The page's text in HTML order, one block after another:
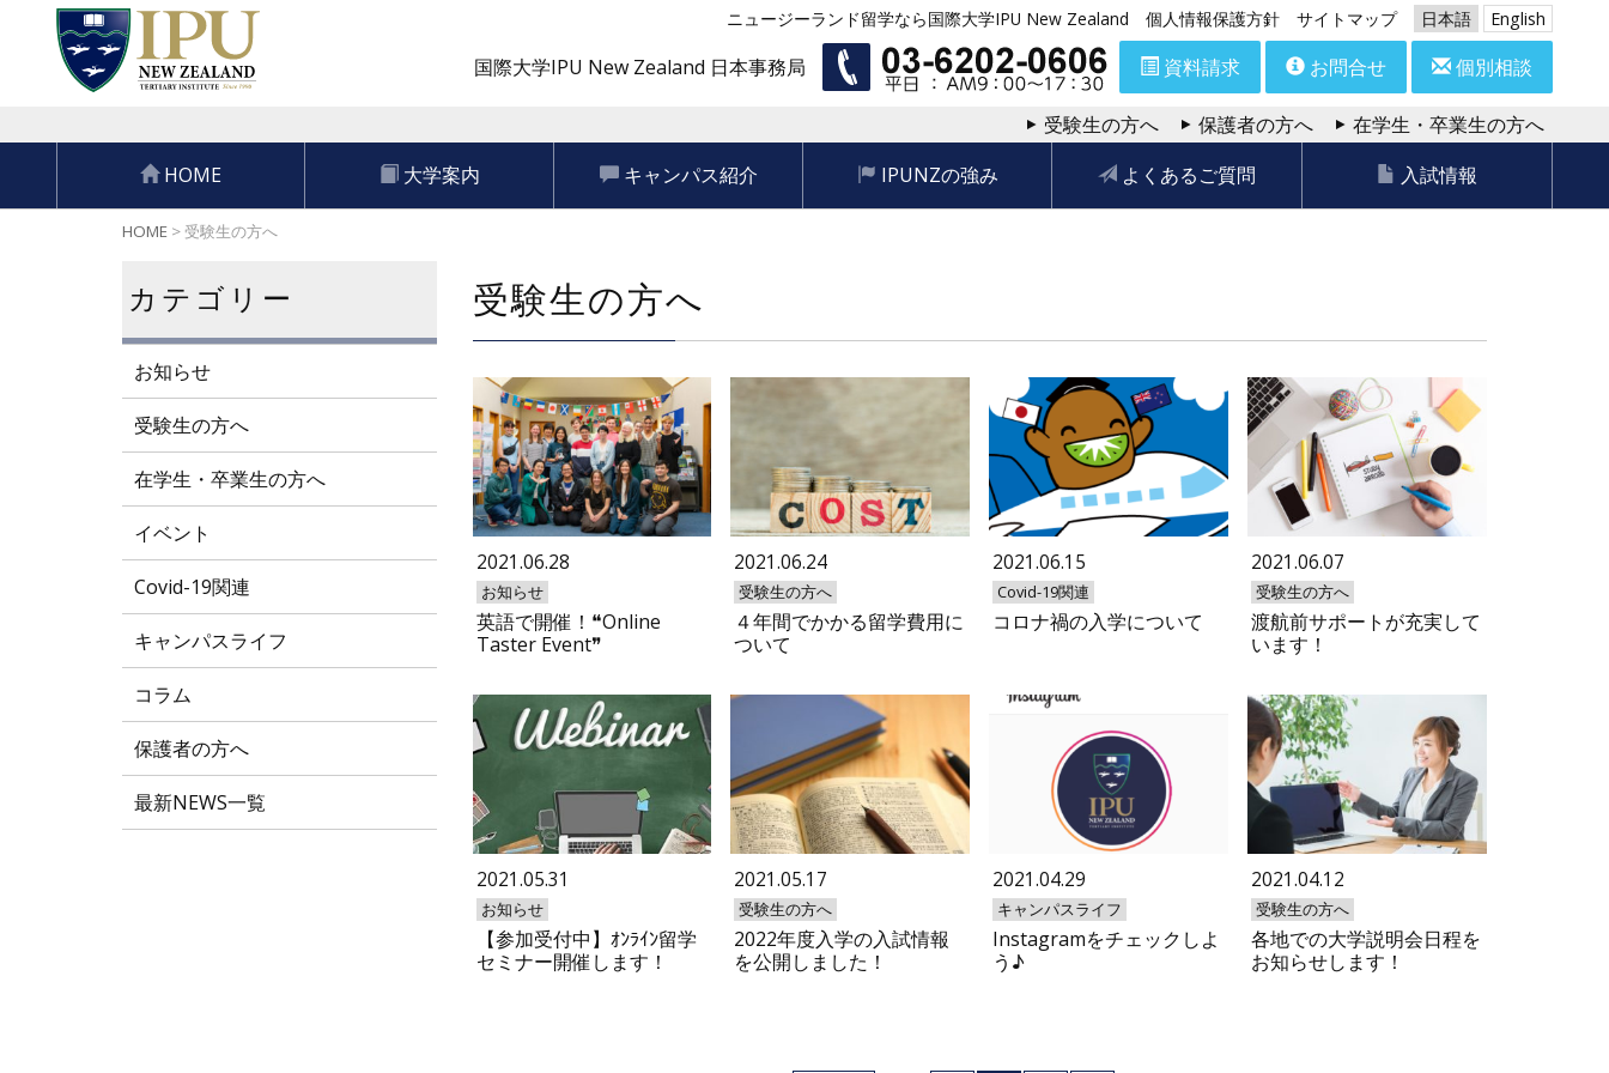
ニュージーランド留学なら国際大学IPU New Zealand 個人情報保護方針 サイトマップ 日本語 English
国際大学IPU New Zealand 日本事務局 資料請求 お問合せ 個別相談
受験生の方へ 保護者の方へ
在学生・卒業生の方へ
HOME
大学案内 キャンパス紹介 IPUNZの強み よくあるご質問 入試情報
HOME > 受験生の方へ
受験生の方へ
2021.06.28
お知らせ
英語で開催！❝Online
Taster Event❞
2021.06.24
受験生の方へ
４年間でかかる留学費用に
ついて
2021.06.15
Covid-19関連
コロナ禍の入学について
2021.06.07
受験生の方へ
渡航前サポートが充実して
います！
2021.05.31
お知らせ
【参加受付中】ｵﾝﾗｲﾝ留学
セミナー開催します！
2021.05.17
受験生の方へ
2022年度入学の入試情報
を公開しました！
2021.04.29
キャンパスライフ
Instagramをチェックしよ
う♪
2021.04.12
受験生の方へ
各地での大学説明会日程を
お知らせします！
カテゴリー
お知らせ
受験生の方へ
在学生・卒業生の方へ
イベント
Covid-19関連
キャンパスライフ
コラム
保護者の方へ
最新NEWS一覧